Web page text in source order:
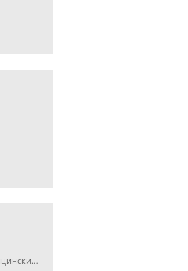
Медицинская лаборатория, Гинекология, Медицинский центр